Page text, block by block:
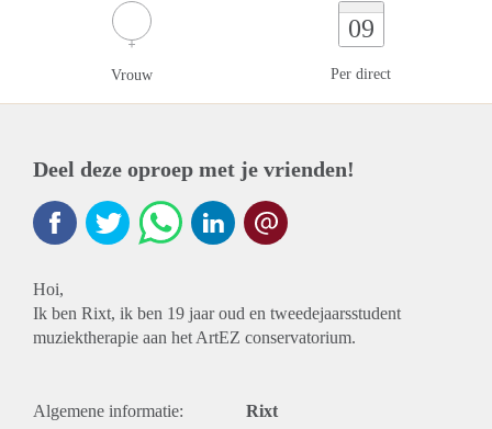
Vrouw
09
Per direct
Deel deze oproep met je vrienden!
Hoi,
Ik ben Rixt, ik ben 19 jaar oud en tweedejaarsstudent
muziektherapie aan het ArtEZ conservatorium.
Algemene informatie: Rixt